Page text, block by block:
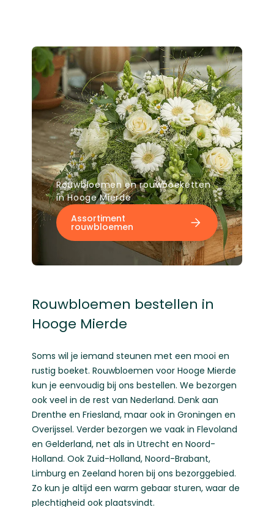
Rouwbloemen en rouwboeketten
in Hooge Mierde
Assortiment
rouwbloemen
Rouwbloemen bestellen in
Hooge Mierde
Soms wil je iemand steunen met een mooi en
rustig boeket. Rouwbloemen voor Hooge Mierde
kun je eenvoudig bij ons bestellen. We bezorgen
ook veel in de rest van Nederland. Denk aan
Drenthe en Friesland, maar ook in Groningen en
Overijssel. Verder bezorgen we vaak in Flevoland
en Gelderland, net als in Utrecht en Noord-
Holland. Ook Zuid-Holland, Noord-Brabant,
Limburg en Zeeland horen bij ons bezorggebied.
Zo kun je altijd een warm gebaar sturen, waar de
plechtigheid ook plaatsvindt.